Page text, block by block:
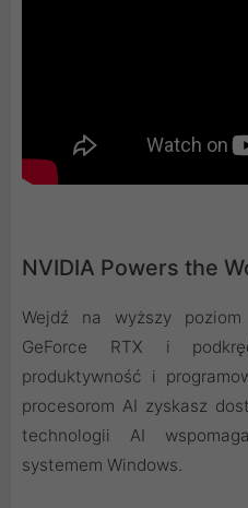
NVIDIA Powers the
Wejdź na wyższy
GeForce RTX i
produktywność i
procesorom AI zyskasz
technologii AI
systemem Windows.